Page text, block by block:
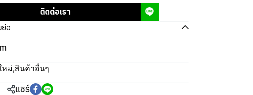
ติดต่อเรา
อ
หม่,สินค้าอื่นๆ
แชร์